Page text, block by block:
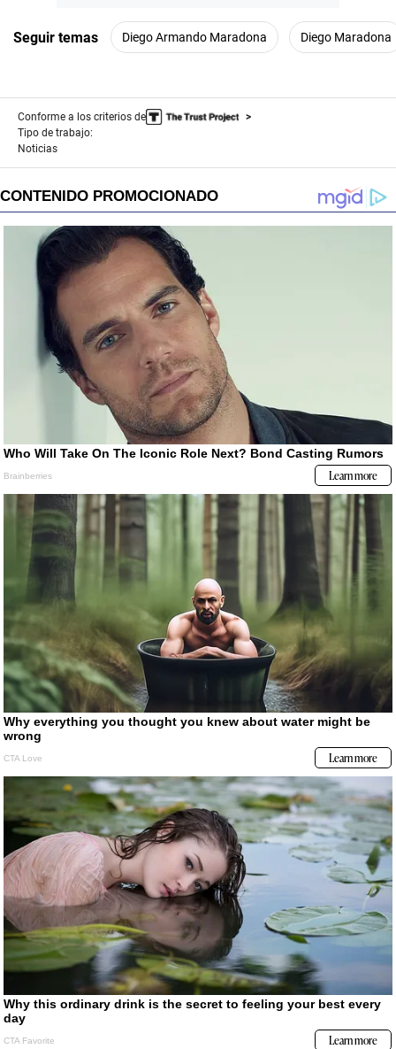
Seguir temas Diego Armando Maradona Diego Maradona
Conforme a los criterios de
Tipo de trabajo:
Noticias